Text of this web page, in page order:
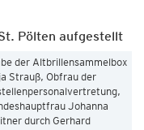
Pölten aufgestellt
der Altbrillensammelbox
Strauß, Obfrau der
Johanna
durch Gerhard